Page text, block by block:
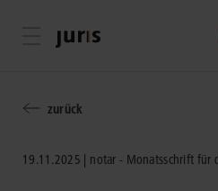
Menü öffnen
zurück
19.11.2025 notar - Monatsschrift für